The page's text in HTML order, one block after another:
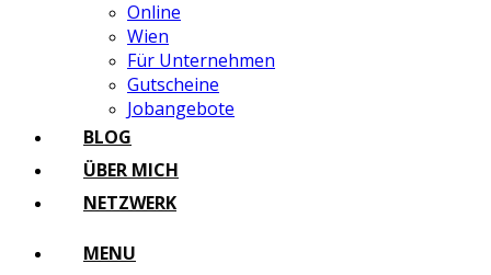
Online
Wien
Für Unternehmen
Gutscheine
Jobangebote
BLOG
ÜBER MICH
NETZWERK
MENU